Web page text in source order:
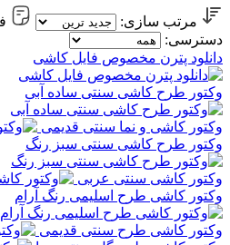
مرتب سازی:
دسترسی:
دانلود پترن مخصوص فایل کاشی
وکتور طرح کاشی سنتی ساده آبی
وکتور کاشی و نما سنتی قدیمی
وکتور طرح کاشی سنتی سبز رنگ
وکتور کاشی سنتی عربی
وکتور کاشی طرح اسلیمی رنگ آرام
وکتور کاشی طرح سنتی قدیمی